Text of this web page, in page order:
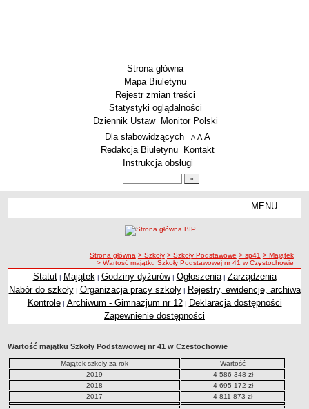
Strona główna
Mapa Biuletynu
Rejestr zmian treści
Statystyki oglądalności
Dziennik Ustaw
Monitor Polski
Menu dodatkowe
Dla słabowidzących A pomniejsz czcionkę
A standardowy rozmiar czcionki
A
Redakcja Biuletynu
Kontakt
Instrukcja obsługi
MENU
Zespoły Szkół
Techniczne Zakłady Naukowe
PRZEDSZKOLA
Przedszkola Miejskie
Zlikwidowane gimnazja
Przekształcone szkoły i placówki
Wielofunkcyjna Placówka
SPECJALNE OŚRODKI SZKOLNO-WYCHOWAWCZE
ścieżka nawigacji
Strona główna > Szkoły > Szkoły Podstawowe > sp41 > Majątek
> Wartość majątku Szkoły Podstawowej nr 41 w Częstochowie
Statut| Majątek | Godziny dyżurów| Ogłoszenia| Zarządzenia
Nabór do szkoły| Organizacja pracy szkoły| Rejestry, ewidencje, archiwa
Kontrole| Archiwum - Gimnazjum nr 12| Deklaracja dostępności
Zapewnienie dostępności
Wartość majątku Szkoły Podstawowej nr 41 w Częstochowie
Majątek szkoły za rok
Wartość
2019
4 586 348 zł
2018
4 695 172 zł
2017
4 811 873 zł